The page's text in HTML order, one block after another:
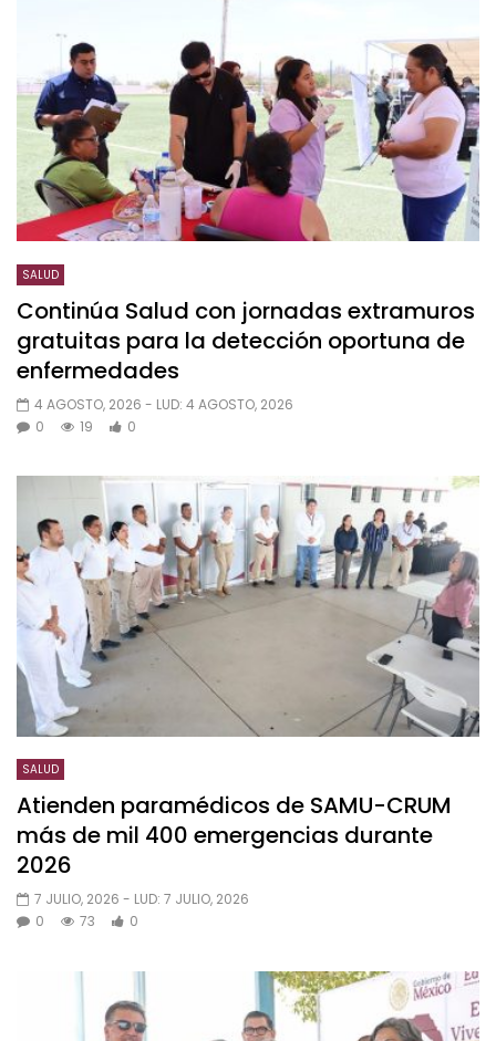
SALUD
Continúa Salud con jornadas extramuros
gratuitas para la detección oportuna de
enfermedades
4 AGOSTO, 2026 - LUD: 4 AGOSTO, 2026
0
19 0
SALUD
Atienden paramédicos de SAMU-CRUM
más de mil 400 emergencias durante
2026
7 JULIO, 2026 - LUD: 7 JULIO, 2026
0
73 0